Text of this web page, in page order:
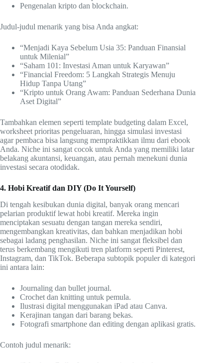
Pengenalan kripto dan blockchain.
Judul-judul menarik yang bisa Anda angkat:
“Menjadi Kaya Sebelum Usia 35: Panduan Finansial
untuk Milenial”
“Saham 101: Investasi Aman untuk Karyawan”
“Financial Freedom: 5 Langkah Strategis Menuju
Hidup Tanpa Utang”
“Kripto untuk Orang Awam: Panduan Sederhana Dunia
Aset Digital”
Tambahkan elemen seperti template budgeting dalam Excel,
worksheet prioritas pengeluaran, hingga simulasi investasi
agar pembaca bisa langsung mempraktikkan ilmu dari ebook
Anda. Niche ini sangat cocok untuk Anda yang memiliki latar
belakang akuntansi, keuangan, atau pernah menekuni dunia
investasi secara otodidak.
4. Hobi Kreatif dan DIY (Do It Yourself)
Di tengah kesibukan dunia digital, banyak orang mencari
pelarian produktif lewat hobi kreatif. Mereka ingin
menciptakan sesuatu dengan tangan mereka sendiri,
mengembangkan kreativitas, dan bahkan menjadikan hobi
sebagai ladang penghasilan. Niche ini sangat fleksibel dan
terus berkembang mengikuti tren platform seperti Pinterest,
Instagram, dan TikTok. Beberapa subtopik populer di kategori
ini antara lain:
Journaling dan bullet journal.
Crochet dan knitting untuk pemula.
Ilustrasi digital menggunakan iPad atau Canva.
Kerajinan tangan dari barang bekas.
Fotografi smartphone dan editing dengan aplikasi gratis.
Contoh judul menarik: